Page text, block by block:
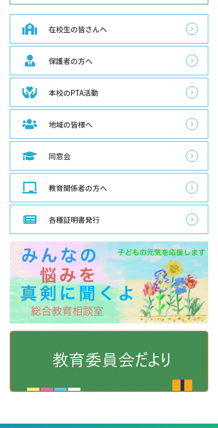
在校生の皆さんへ
保護者の方へ
本校のPTA活動
地域の皆様へ
同窓会
教育関係者の方へ
各種証明書発行